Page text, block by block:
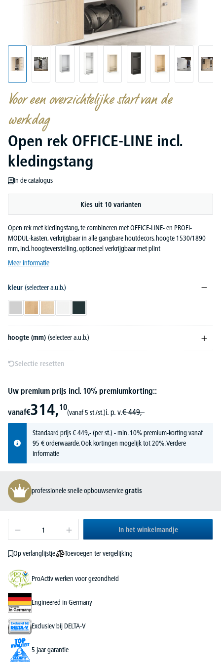
Voor een overzichtelijke start van de
werkdag
Open rek OFFICE-LINE incl.
kledingstang
In de catalogus
Kies uit 10 varianten
Open rek met kledingstang, te combineren met OFFICE-LINE- en PROFI-
MODUL-kasten, verkrijgbaar in alle gangbare houtdecors, hoogte 1530/1890
mm, incl. hoogteverstelling, optioneel verkrijgbaar met plint
Meer informatie
kleur (selecteer a.u.b.)
hoogte (mm) (selecteer a.u.b.)
Selectie resetten
Uw premium prijs incl. 10% premiumkorting::
vanaf€314,10
(vanaf 5 st./st.)i. p. v.€ 449,-
Standaard prijs€449,-(per st.) - min. 10% premium-korting vanaf
95 € orderwaarde. Ook kortingen mogelijk tot 20%.Verdere
informatie
professionele snelle opbouwservicegratis
In het winkelmandje
Op verlanglijstje Toevoegen ter vergelijking
ProActiv werken voor gezondheid
Engineered in Germany
Exclusiev bij DELTA-V
5 jaar garantie